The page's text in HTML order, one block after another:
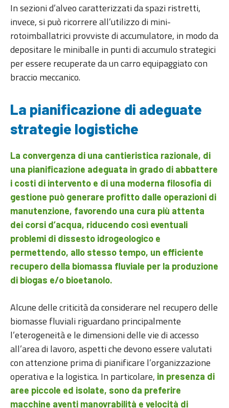
In sezioni d’alveo caratterizzati da spazi ristretti,
invece, si può ricorrere all’utilizzo di mini-
rotoimballatrici provviste di accumulatore, in modo da
depositare le miniballe in punti di accumulo strategici
per essere recuperate da un carro equipaggiato con
braccio meccanico.
La pianificazione di adeguate
strategie logistiche
La convergenza di una cantieristica razionale, di
una pianificazione adeguata in grado di abbattere
i costi di intervento e di una moderna filosofia di
gestione può generare profitto dalle operazioni di
manutenzione, favorendo una cura più attenta
dei corsi d’acqua, riducendo così eventuali
problemi di dissesto idrogeologico e
permettendo, allo stesso tempo, un efficiente
recupero della biomassa fluviale per la produzione
di biogas e/o bioetanolo.
Alcune delle criticità da considerare nel recupero delle
biomasse fluviali riguardano principalmente
l’eterogeneità e le dimensioni delle vie di accesso
all’area di lavoro, aspetti che devono essere valutati
con attenzione prima di pianificare l’organizzazione
operativa e la logistica. In particolare, in presenza di
aree piccole ed isolate, sono da preferire
macchine aventi manovrabilità e velocità di